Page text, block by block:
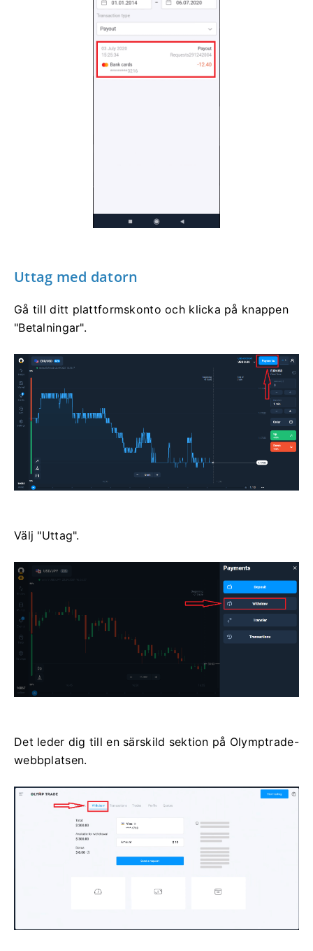
Uttag med datorn
Gå till ditt plattformskonto och klicka på knappen
"Betalningar".
Välj "Uttag".
Det leder dig till en särskild sektion på Olymptrade-
webbplatsen.